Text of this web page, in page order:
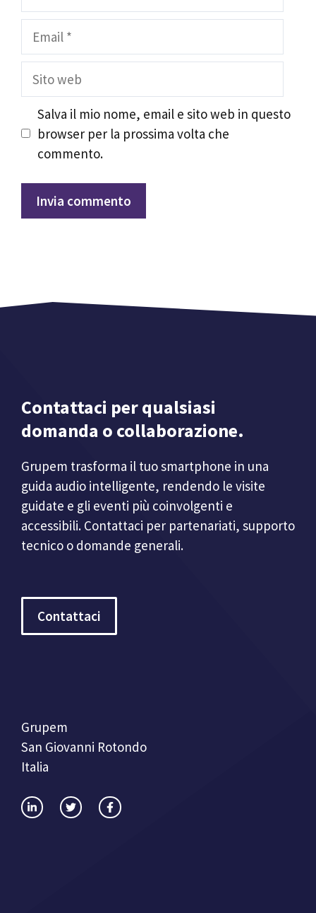
Sito
Salva il mio nome, email e sito web in questo
browser per la prossima volta che
commento.
Contattaci per qualsiasi
domanda o collaborazione.
Grupem trasforma il tuo smartphone in una
guida audio intelligente, rendendo le visite
guidate e gli eventi più coinvolgenti e
accessibili. Contattaci per partenariati, supporto
tecnico o domande generali.
Contattaci
Grupem
San Giovanni Rotondo
Italia